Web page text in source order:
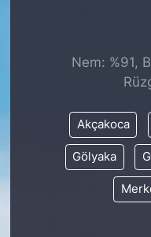
Nem: %91,
Akçakoca
Gölyaka